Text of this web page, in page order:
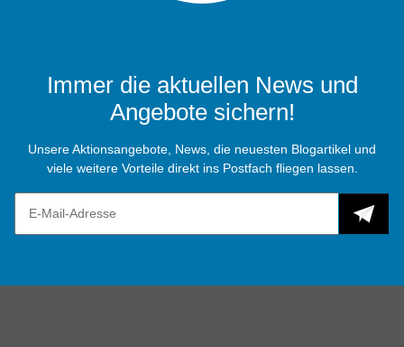
Immer die aktuellen News und
Angebote sichern!
Unsere Aktionsangebote, News, die neuesten Blogartikel und
viele weitere Vorteile direkt ins Postfach fliegen lassen.